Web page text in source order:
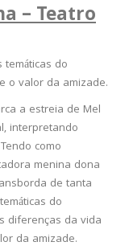
– Teatro
do
o valor da amizade.
a estreia de Mel
interpretando
como
menina dona
de tanta
do
diferenças da vida
da amizade.